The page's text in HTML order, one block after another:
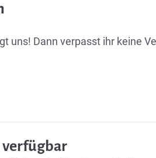
uns! Dann verpasst ihr keine
verfügbar